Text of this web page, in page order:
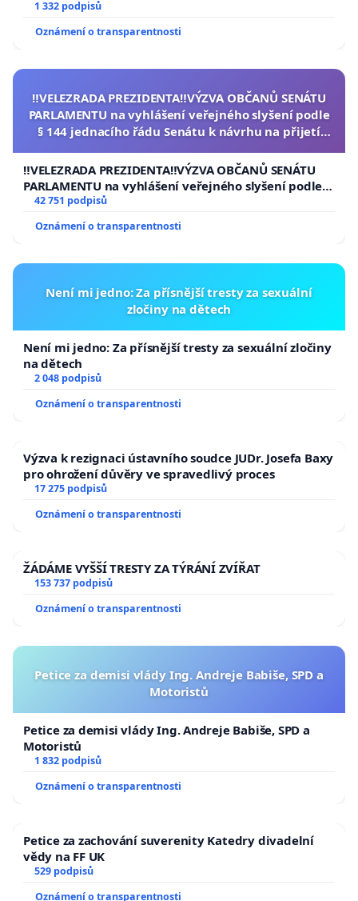
1 332 podpisů
Oznámení o transparentnosti
‼️VELEZRADA PREZIDENTA‼️VÝZVA OBČANŮ SENÁTU
PARLAMENTU na vyhlášení veřejného slyšení podle
§ 144 jednacího řádu Senátu k návrhu na přijetí
republiky
‼️VELEZRADA PREZIDENTA‼️VÝZVA OBČANŮ SENÁTU
PARLAMENTU na vyhlášení veřejného slyšení podle §
144 jednacího řádu Senátu k návrhu na přijetí
republiky
42 751 podpisů
Oznámení o transparentnosti
Není mi jedno: Za přísnější tresty za sexuální
zločiny na dětech
Není mi jedno: Za přísnější tresty za sexuální zločiny
na dětech
2 048 podpisů
Oznámení o transparentnosti
Výzva k rezignaci ústavního soudce JUDr. Josefa Baxy
pro ohrožení důvěry ve spravedlivý proces
17 275 podpisů
Oznámení o transparentnosti
ŽÁDÁME VYŠŠÍ TRESTY ZA TÝRÁNÍ ZVÍŘAT
153 737 podpisů
Oznámení o transparentnosti
Petice za demisi vlády Ing. Andreje Babiše, SPD a
Motoristů
Petice za demisi vlády Ing. Andreje Babiše, SPD a
Motoristů
1 832 podpisů
Oznámení o transparentnosti
Petice za zachování suverenity Katedry divadelní
vědy na FF UK
529 podpisů
Oznámení o transparentnosti